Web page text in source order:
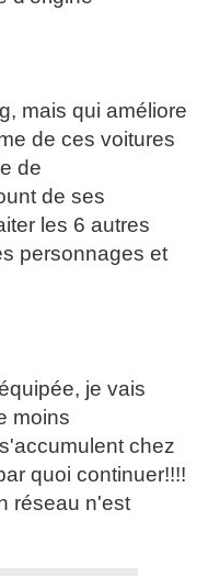
mais qui améliore
de ces voitures
de
de ses
les 6 autres
personnages et
je vais
moins
chez
quoi continuer!!!!
réseau n'est